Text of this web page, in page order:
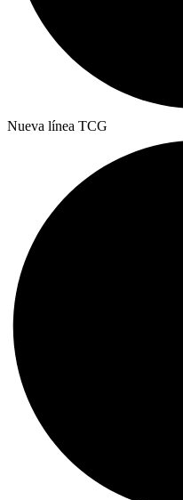
Nueva línea TCG